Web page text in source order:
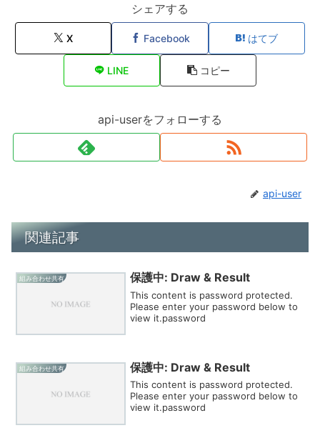
シェアする
X Facebook はてブ
LINE コピー
api-userをフォローする
api-user
関連記事
組み合わせ共有 保護中: Draw & Result
This content is password protected.
Please enter your password below to
view it.password
組み合わせ共有 保護中: Draw & Result
This content is password protected.
Please enter your password below to
view it.password